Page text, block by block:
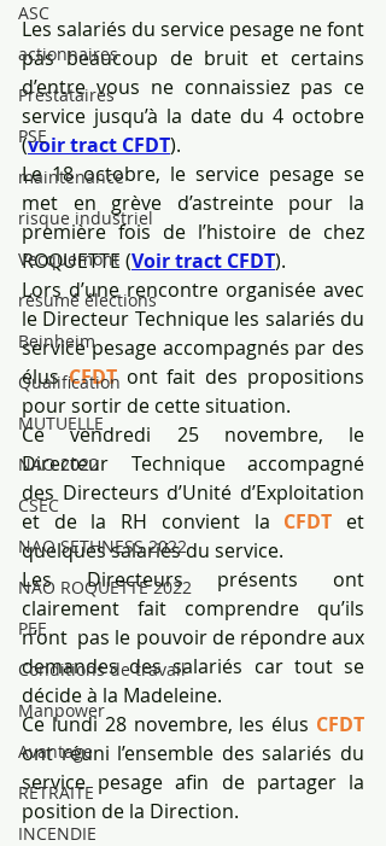
ASC
actionnaires
Prestataires
PSE
maintenance
risque industriel
Vecquemont
résumé élections
Beinheim
Qualification
MUTUELLE
NAO 2022
CSEC
NAO SETHNESS 2022
NAO ROQUETTE 2022
PEE
Conditions de travail
Manpower
Avantage
RETRAITE
INCENDIE
Les salariés du service pesage ne font
pas beaucoup de bruit et certains
d’entre vous ne connaissiez pas ce
service jusqu’à la date du 4 octobre
(voir tract CFDT).
Le 18 octobre, le service pesage se
met en grève d’astreinte pour la
première fois de l’histoire de chez
ROQUETTE (Voir tract CFDT).
Lors d’une rencontre organisée avec
le Directeur Technique les salariés du
service pesage accompagnés par des
élus CFDT ont fait des propositions
pour sortir de cette situation.
Ce vendredi 25 novembre, le
Directeur Technique accompagné
des Directeurs d’Unité d’Exploitation
et de la RH convient la CFDT et
quelques salariés du service.
Les Directeurs présents ont
clairement fait comprendre qu’ils
n’ont  pas le pouvoir de répondre aux
demandes des salariés car tout se
décide à la Madeleine.
Ce lundi 28 novembre, les élus CFDT
ont réuni l’ensemble des salariés du
service pesage afin de partager la
position de la Direction.